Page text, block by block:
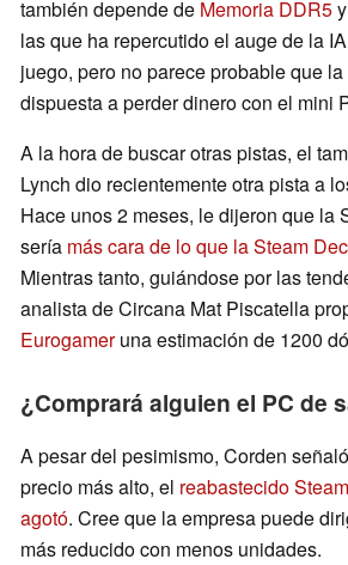
también depende de Memoria DDR5
las que ha repercutido el auge de la
juego, pero no parece probable que
dispuesta a perder dinero con el mini
A la hora de buscar otras pistas, el
Lynch dio recientemente otra pista a
Hace unos 2 meses, le dijeron que la
sería más cara de lo que la Steam
Mientras tanto, guiándose por las
analista de Circana Mat Piscatella
Eurogameruna estimación de 1200
¿Comprará alguien el PC de
A pesar del pesimismo, Corden
precio más alto, el reabastecido
agotó. Cree que la empresa puede
más reducido con menos unidades.